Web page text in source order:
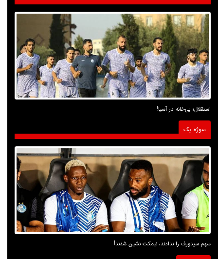
استقلال؛ بی‌خانه در آسیا!
سوژه یک
سهم سیدورف را ندادند، نیمکت نشین شدند!